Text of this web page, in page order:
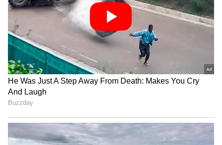
4
7
Image Credit :Getty